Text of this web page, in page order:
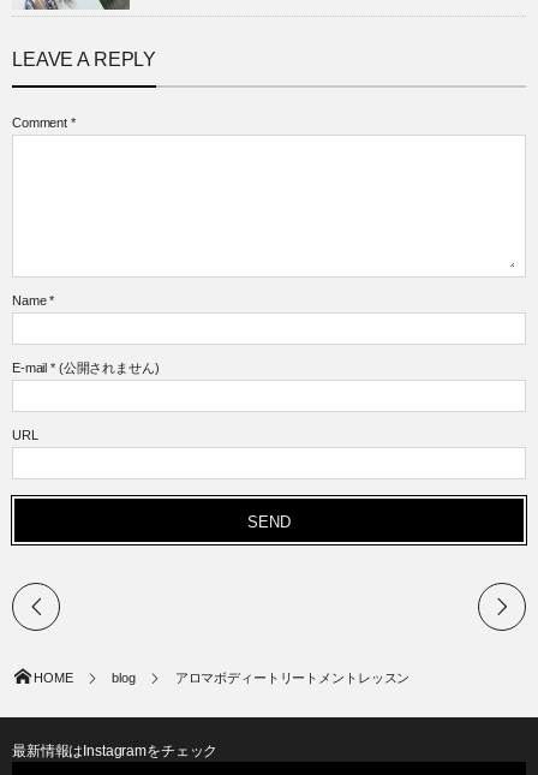
LEAVE A REPLY
Comment *
Name *
E-mail *(公開されません)
URL
HOME blog アロマボディートリートメントレッスン
最新情報はInstagramをチェック